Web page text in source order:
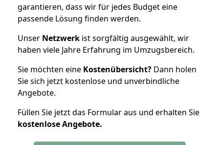
garantieren, dass wir für jedes Budget eine
passende Lösung finden werden.
Unser Netzwerk ist sorgfältig ausgewählt, wir
haben viele Jahre Erfahrung im Umzugsbereich.
Sie möchten eine Kostenübersicht? Dann holen
Sie sich jetzt kostenlose und unverbindliche
Angebote.
Füllen Sie jetzt das Formular aus und erhalten Sie
kostenloseAngebote.